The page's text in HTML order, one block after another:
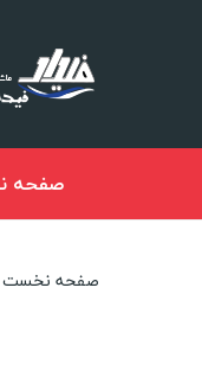
صفحه
صفحه نخست